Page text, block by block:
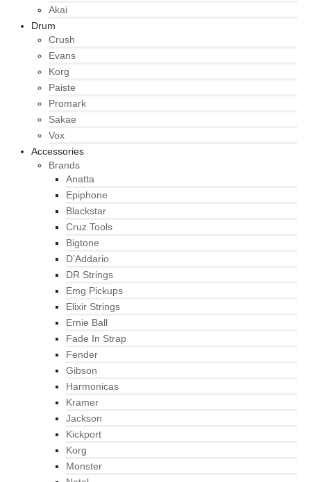
Akai
Drum
Crush
Evans
Korg
Paiste
Promark
Sakae
Vox
Accessories
Brands
Anatta
Epiphone
Blackstar
Cruz Tools
Bigtone
D’Addario
DR Strings
Emg Pickups
Elixir Strings
Ernie Ball
Fade In Strap
Fender
Gibson
Harmonicas
Kramer
Jackson
Kickport
Korg
Monster